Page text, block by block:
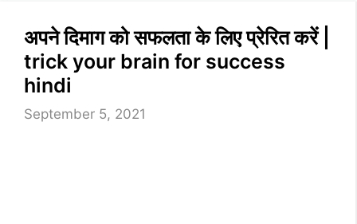
अपने दिमाग को सफलता के लिए प्रेरित करें |
trick your brain for success
hindi
September 5, 2021